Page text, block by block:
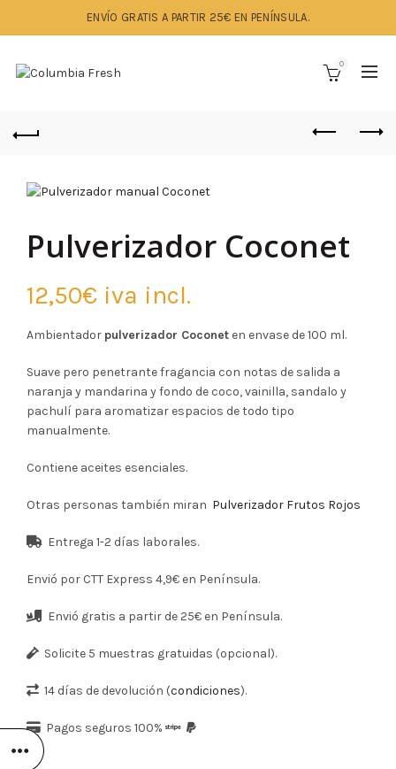
ENVÍO GRATIS A PARTIR 25€ EN PENÍNSULA.
0
Pulverizador Coconet
12,50€ iva incl.
Ambientador pulverizador Coconet en envase de 100 ml.
Suave pero penetrante fragancia con notas de salida a
naranja y mandarina y fondo de coco, vainilla, sandalo y
pachulí para aromatizar espacios de todo tipo
manualmente.
Contiene aceites esenciales.
Otras personas también miran Pulverizador Frutos Rojos
Entrega 1-2 días laborales.
Envió por CTT Express 4,9€ en Península.
Envió gratis a partir de 25€ en Península.
Solicite 5 muestras gratuidas (opcional).
14 días de devolución (condiciones).
Pagos seguros 100%